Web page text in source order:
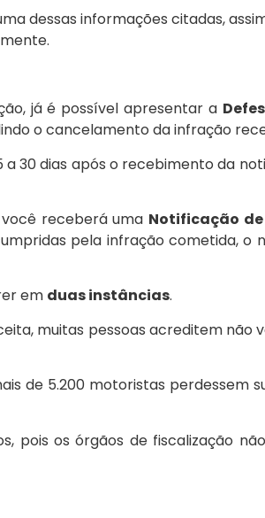
dessas informações citadas,
já é possível apresentar a
o cancelamento da infração
30 dias após o recebimento da
receberá uma Notificação
pela infração cometida,
em duas instâncias.
muitas pessoas acreditem
de 5.200 motoristas perdessem
pois os órgãos de fiscalização